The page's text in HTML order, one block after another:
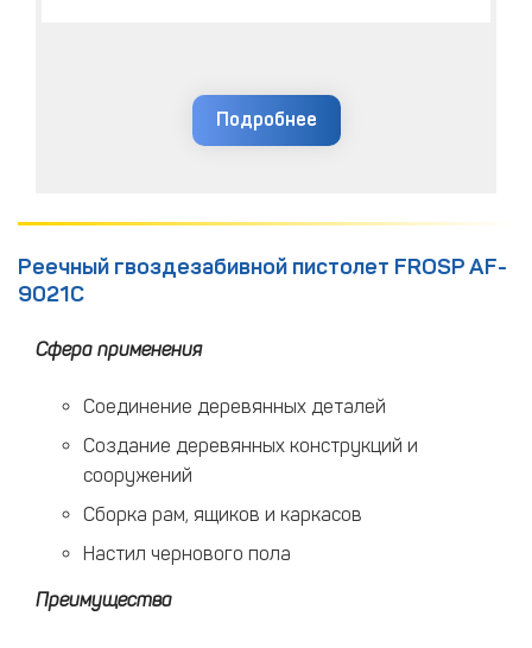
Подробнее
Реечный гвоздезабивной пистолет FROSP AF-
9021C
Сфера применения
Соединение деревянных деталей
Создание деревянных конструкций и
сооружений
Сборка рам, ящиков и каркасов
Настил чернового пола
Преимущества